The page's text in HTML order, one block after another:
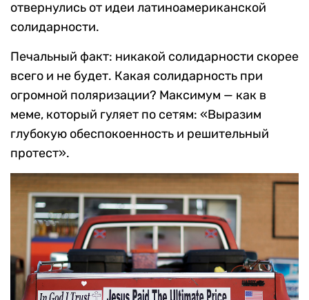
отвернулись от идеи латиноамериканской
солидарности.
Печальный факт: никакой солидарности скорее
всего и не будет. Какая солидарность при
огромной поляризации? Максимум — как в
меме, который гуляет по сетям: «Выразим
глубокую обеспокоенность и решительный
протест».